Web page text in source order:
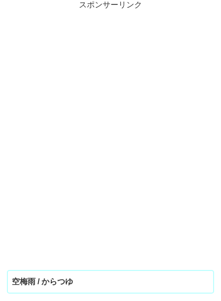
スポンサーリンク
空梅雨 / からつゆ